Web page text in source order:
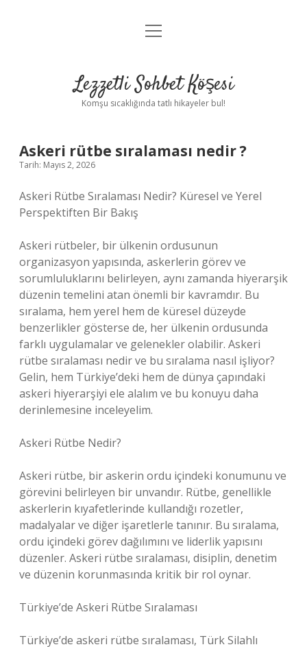
Anasayfa
Yasal Uyarı
menüyü
Lezzetli Sohbet Köşesi
Komşu sıcaklığında tatlı hikayeler bul!
Askeri rütbe sıralaması nedir ?
Tarih: Mayıs 2, 2026
Askeri Rütbe Sıralaması Nedir? Küresel ve Yerel
Perspektiften Bir Bakış
Askeri rütbeler, bir ülkenin ordusunun
organizasyon yapısında, askerlerin görev ve
sorumluluklarını belirleyen, aynı zamanda hiyerarşik
düzenin temelini atan önemli bir kavramdır. Bu
sıralama, hem yerel hem de küresel düzeyde
benzerlikler gösterse de, her ülkenin ordusunda
farklı uygulamalar ve gelenekler olabilir. Askeri
rütbe sıralaması nedir ve bu sıralama nasıl işliyor?
Gelin, hem Türkiye’deki hem de dünya çapındaki
askeri hiyerarşiyi ele alalım ve bu konuyu daha
derinlemesine inceleyelim.
Askeri Rütbe Nedir?
Askeri rütbe, bir askerin ordu içindeki konumunu ve
görevini belirleyen bir unvandır. Rütbe, genellikle
askerlerin kıyafetlerinde kullandığı rozetler,
madalyalar ve diğer işaretlerle tanınır. Bu sıralama,
ordu içindeki görev dağılımını ve liderlik yapısını
düzenler. Askeri rütbe sıralaması, disiplin, denetim
ve düzenin korunmasında kritik bir rol oynar.
Türkiye’de Askeri Rütbe Sıralaması
Türkiye’de askeri rütbe sıralaması, Türk Silahlı